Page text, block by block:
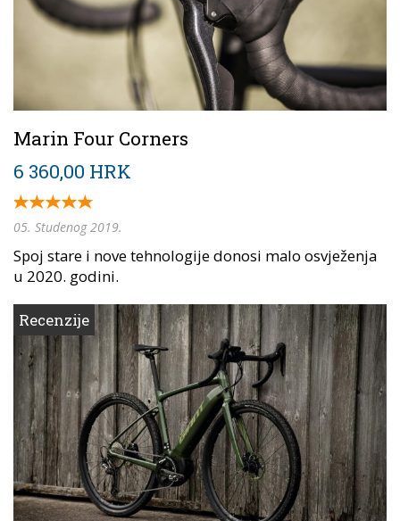
Marin Four Corners
6 360,00 HRK
05. Studenog 2019.
Spoj stare i nove tehnologije donosi malo osvježenja
u 2020. godini.
Recenzije